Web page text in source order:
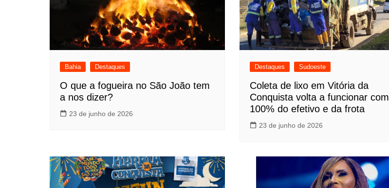
Bahia Destaques
O que a fogueira no São João tem
a nos dizer?
23 de junho de 2026
Destaques Sudoeste
Coleta de lixo em Vitória da
Conquista volta a funcionar com
100% do efetivo e da frota
23 de junho de 2026